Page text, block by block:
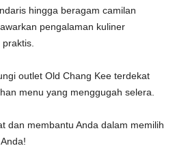
hingga beragam camilan
pengalaman kuliner
outlet Old Chang Kee terdekat
menu yang menggugah selera.
dan membantu Anda dalam memilih